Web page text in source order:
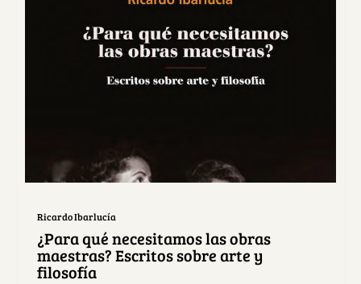
Ver más sobre este tema.
Ricardo Ibarlucía
¿Para qué necesitamos las obras
maestras? Escritos sobre arte y
filosofía